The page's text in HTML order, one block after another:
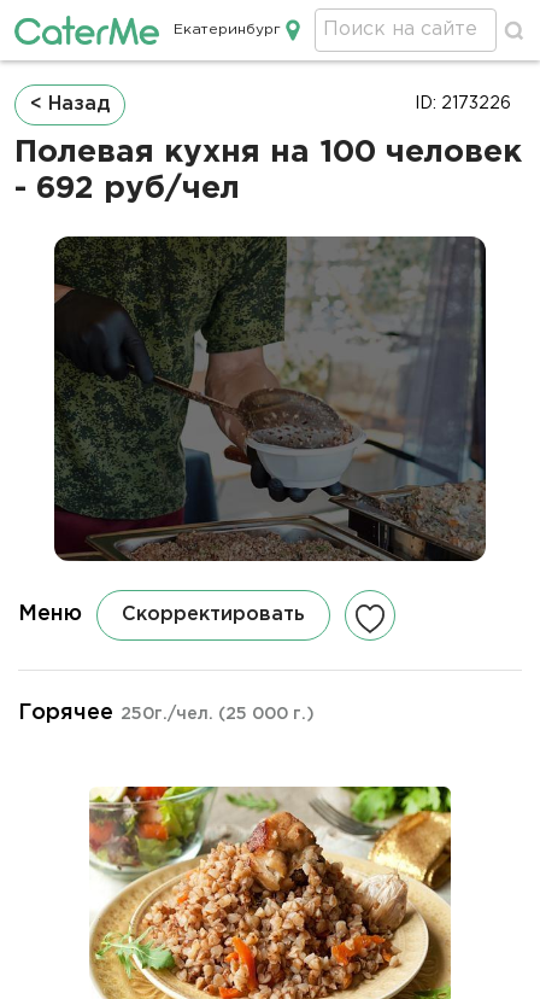
Кейтеринг в Екатеринбурге
Екатеринбург
Строка
навигации
< Назад
Полевая кухня на 100 человек
- 692 руб/чел
ID: 2173226
Меню Скорректировать
Горячее 250г./чел. (25 000 г.)